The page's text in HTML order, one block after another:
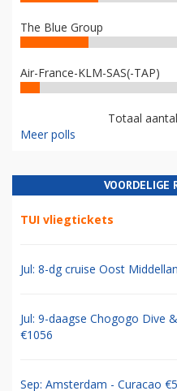
The Blue Group
Air-France-KLM-SAS(-TAP)
Totaal
Meer polls
VOORDELIGE
TUI vliegtickets
Jul: 8-dg cruise Oost
Jul: 9-daagse Chogogo Dive
€1056
Sep: Amsterdam - Curacao